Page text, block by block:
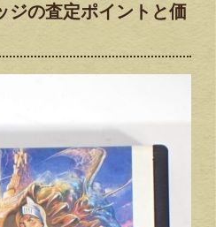
ジの査定ポイントと価